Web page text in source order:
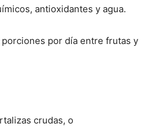
antioxidantes y agua.
por día entre frutas y
crudas, o